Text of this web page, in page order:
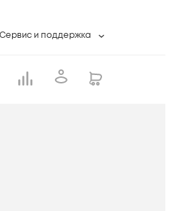
Сервис и поддержка
Контакты сервисных центров